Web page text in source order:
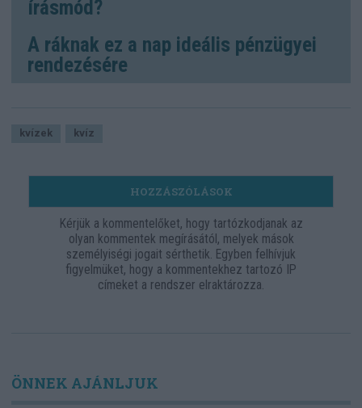
írásmód?
A ráknak ez a nap ideális pénzügyei
rendezésére
kvízek kvíz
HOZZÁSZÓLÁSOK
Kérjük a kommentelőket, hogy tartózkodjanak az
olyan kommentek megírásától, melyek mások
személyiségi jogait sérthetik. Egyben felhívjuk
figyelmüket, hogy a kommentekhez tartozó IP
címeket a rendszer elraktározza.
ÖNNEK AJÁNLJUK